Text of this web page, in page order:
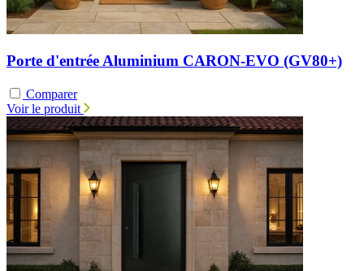
Porte d'entrée Aluminium CARON-EVO (GV80+)
Comparer
Voir le produit